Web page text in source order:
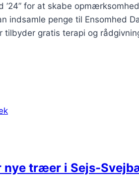
’24” for at skabe
indsamle penge til Ensomhed
gratis terapi og
nye træer i Sejs-